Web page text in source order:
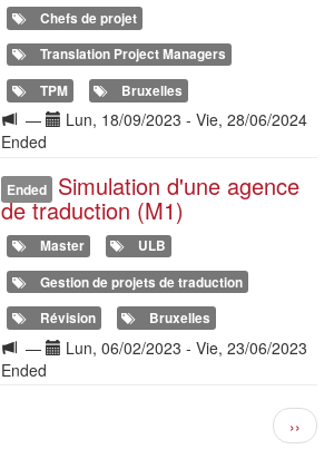
Chefs de projet
Translation Project Managers
TPM
Bruxelles
Langue
de
formation
— Date(s)
Lun, 18/09/2023 - Vie, 28/06/2024
Ended
Ended Simulation d'une agence
de traduction (M1)
Master
ULB
Gestion de projets de traduction
Révision
Bruxelles
Langue
de
— Date(s)Lun, 06/02/2023 - Vie, 23/06/2023
Ended
››